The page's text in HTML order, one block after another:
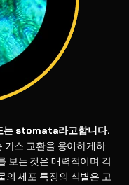
는 stomata라고합니다.
스 교환을 용이하게하
보는 것은 매력적이며 각
의 세포 특징의 식별은 고